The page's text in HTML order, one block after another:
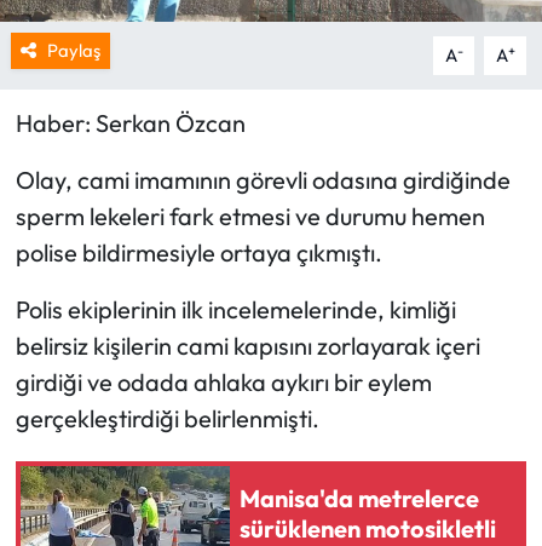
Paylaş A- A+
Haber: Serkan Özcan
Olay, cami imamının görevli odasına girdiğinde
sperm lekeleri fark etmesi ve durumu hemen
polise bildirmesiyle ortaya çıkmıştı.
Polis ekiplerinin ilk incelemelerinde, kimliği
belirsiz kişilerin cami kapısını zorlayarak içeri
girdiği ve odada ahlaka aykırı bir eylem
gerçekleştirdiği belirlenmişti.
Manisa'da metrelerce
sürüklenen motosikletli